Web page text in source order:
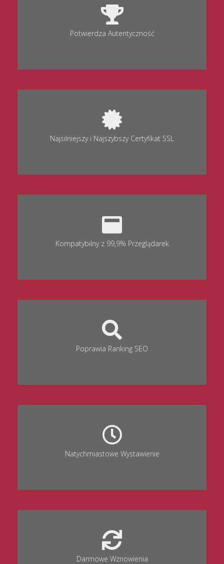
Potwierdza Autentyczność
Najsilniejszy i Najszybszy Certyfikat SSL
Kompatybilny z 99,9% Przeglądarek
Poprawia Ranking SEO
Natychmiastowe Wystawienie
Darmowe Wznowienia